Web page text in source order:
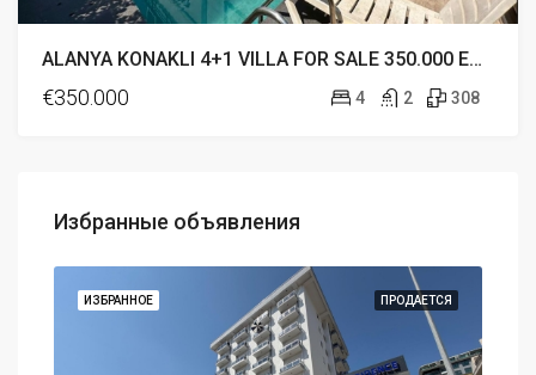
ALANYA KONAKLI 4+1 VILLA FOR SALE 350.000 EURO
€350.000 4 2 308
Избранные объявления
ПРОДАЕТСЯ
ИЗБРАННОЕ